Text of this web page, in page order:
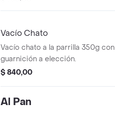
Vacío Chato
Vacío chato a la parrilla 350g con
guarnición a elección.
$ 840,00
Al Pan